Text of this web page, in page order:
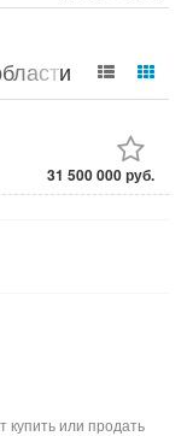
31 500 000 руб.
купить или продать